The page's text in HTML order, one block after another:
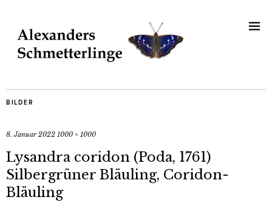
BILDER
8. Januar 2022 1000 × 1000
Lysandra coridon (Poda, 1761)
Silbergrüner Bläuling, Coridon-
Bläuling